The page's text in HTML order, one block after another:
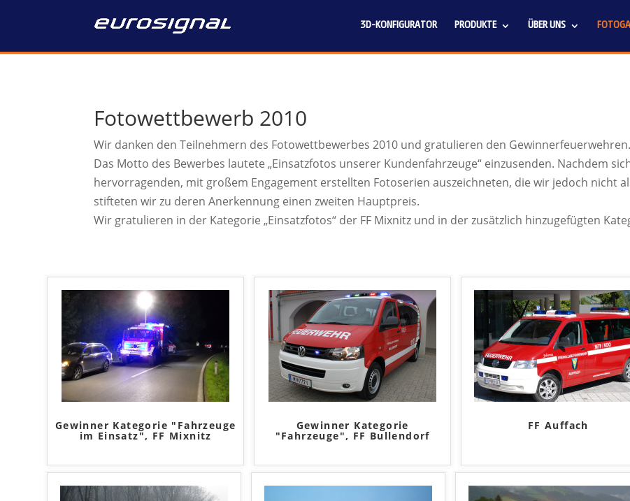
3D-KONFIGURATOR PRODUKTE ÜBER UNS
Fotowettbewerb 2010
Wir danken den Teilnehmern des Fotowettbewerbes 2010 und gratulieren den Gewinnerfeuerwehren.
Das Motto des Bewerbes lautete „Einsatzfotos unserer Kundenfahrzeuge“ einzusenden. Nachdem
hervorragenden, mit großem Engagement erstellten Fotoserien auszeichneten, die wir jedoch nicht
stifteten wir zu deren Anerkennung einen zweiten Hauptpreis.
Wir gratulieren in der Kategorie „Einsatzfotos“ der FF Mixnitz und in der zusätzlich hinzugefügten
Gewinner Kategorie "Fahrzeuge
im Einsatz", FF Mixnitz
Gewinner Kategorie
"Fahrzeuge", FF Bullendorf
FF Auffach